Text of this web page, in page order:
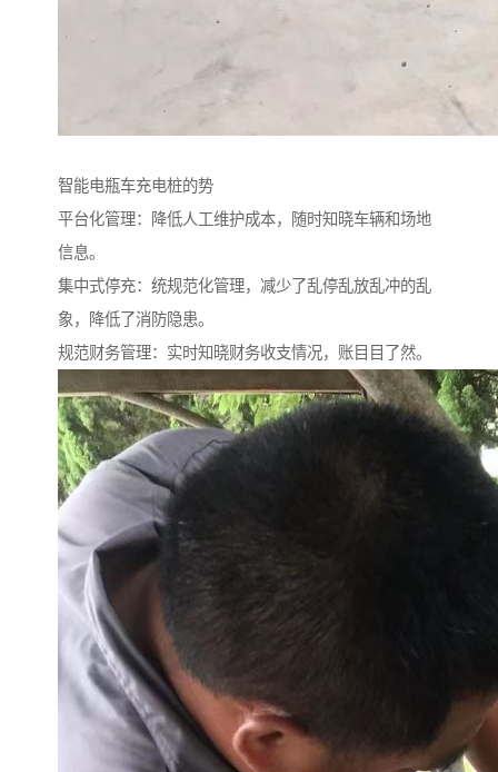
智能电瓶车充电桩的势
平台化管理：降低人工维护成本，随时知晓车辆和场地
信息。
集中式停充：统规范化管理，减少了乱停乱放乱冲的乱
象，降低了消防隐患。
规范财务管理：实时知晓财务收支情况，账目目了然。